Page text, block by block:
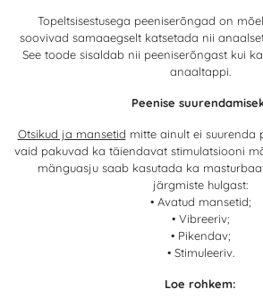
Topeltsisestusega peeniserõngad on
soovivad samaaegselt katsetada nii
See toode sisaldab nii peeniserõngast kui
anaaltappi.
Peenise
Otsikud ja mansetid mitte ainult ei suurenda
vaid pakuvad ka täiendavat stimulatsiooni
mänguasju saab kasutada ka
järgmiste hulgast:
• Avatud mansetid;
• Vibreeriv;
• Pikendav;
• Stimuleeriv.
Loe rohkem: